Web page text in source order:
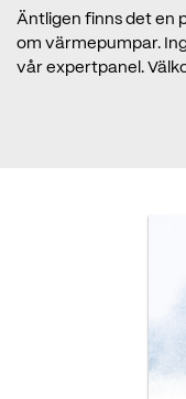
Äntligen finns det en
om värmepumpar.
vår expertpanel.